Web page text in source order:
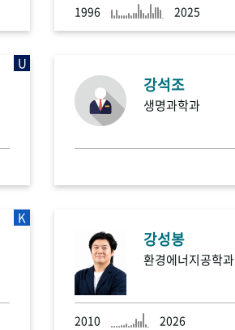
1996 2025
U
강석조
생명과학과
K
강성봉
환경에너지공학과
2010 2026